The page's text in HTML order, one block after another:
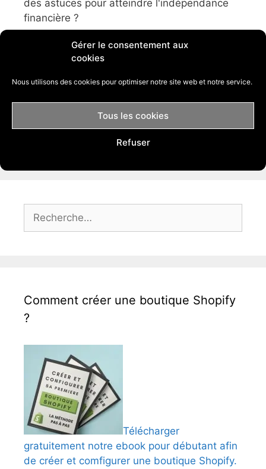
Gérer le consentement aux
cookies
Nous utilisons des cookies pour optimiser notre site web et notre service.
Tous les cookies
Refuser
des astuces pour atteindre l'indépendance
financière ?
Je peux vous aider.
J'ai créé ce blog afin de vous aider à lancer
Rechercher :
Comment créer une boutique Shopify
?
Télécharger
gratuitement notre ebook pour débutant afin
de créer et comfigurer une boutique Shopify.